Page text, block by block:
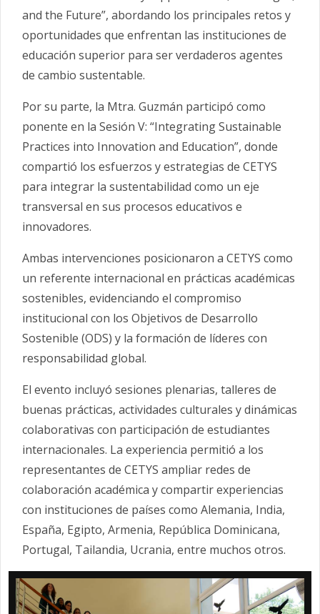
and the Future”, abordando los principales retos y
oportunidades que enfrentan las instituciones de
educación superior para ser verdaderos agentes
de cambio sustentable.
Por su parte, la Mtra. Guzmán participó como
ponente en la Sesión V: “Integrating Sustainable
Practices into Innovation and Education”, donde
compartió los esfuerzos y estrategias de CETYS
para integrar la sustentabilidad como un eje
transversal en sus procesos educativos e
innovadores.
Ambas intervenciones posicionaron a CETYS como
un referente internacional en prácticas académicas
sostenibles, evidenciando el compromiso
institucional con los Objetivos de Desarrollo
Sostenible (ODS) y la formación de líderes con
responsabilidad global.
El evento incluyó sesiones plenarias, talleres de
buenas prácticas, actividades culturales y dinámicas
colaborativas con participación de estudiantes
internacionales. La experiencia permitió a los
representantes de CETYS ampliar redes de
colaboración académica y compartir experiencias
con instituciones de países como Alemania, India,
España, Egipto, Armenia, República Dominicana,
Portugal, Tailandia, Ucrania, entre muchos otros.